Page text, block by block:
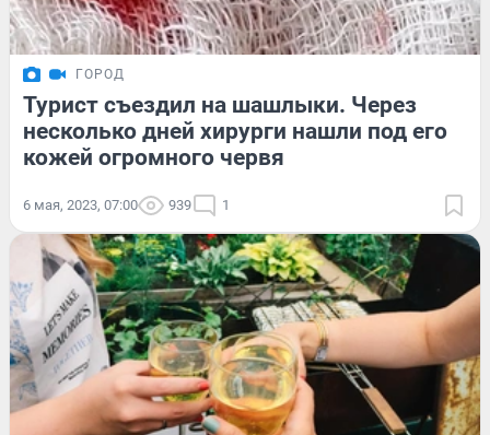
ГОРОД
Турист съездил на шашлыки. Через
несколько дней хирурги нашли под его
кожей огромного червя
6 мая, 2023, 07:00 939 1